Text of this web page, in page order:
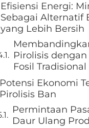
Efisiensi Energi:
Sebagai Alternatif
yang Lebih Bersih
Pirolisis
Fosil Tradisional
Potensi Ekonomi
Pirolisis Ban
Permintaan
Daur Ulang